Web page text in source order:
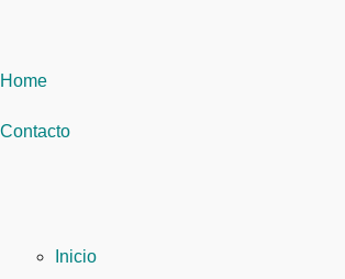
Home
Contacto
Inicio